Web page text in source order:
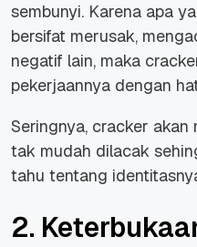
sembunyi. Karena apa
bersifat merusak,
negatif lain, maka
pekerjaannya dengan
Seringnya, cracker
tak mudah dilacak
tahu tentang
2.